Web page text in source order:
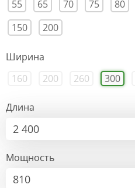
55
65 70 75 80
150
200
Ширина
160
200 260 300
Длина
2 400
Мощность
810